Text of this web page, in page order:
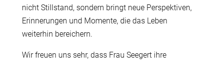
nicht Stillstand, sondern bringt neue Perspektiven,
Erinnerungen und Momente, die das Leben
weiterhin bereichern.
Wir freuen uns sehr, dass Frau Seegertihre